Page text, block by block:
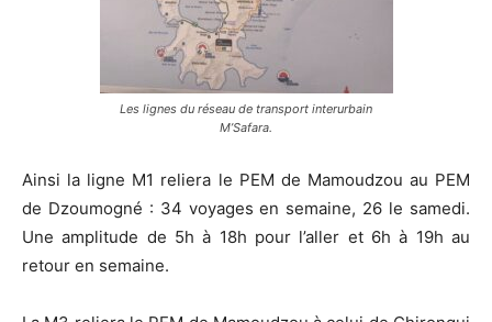
Les lignes du réseau de transport interurbain
M’Safara.
Ainsi la ligne M1 reliera le PEM de Mamoudzou au PEM
de Dzoumogné : 34 voyages en semaine, 26 le samedi.
Une amplitude de 5h à 18h pour l’aller et 6h à 19h au
retour en semaine.